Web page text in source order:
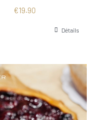
€19.90
Détails